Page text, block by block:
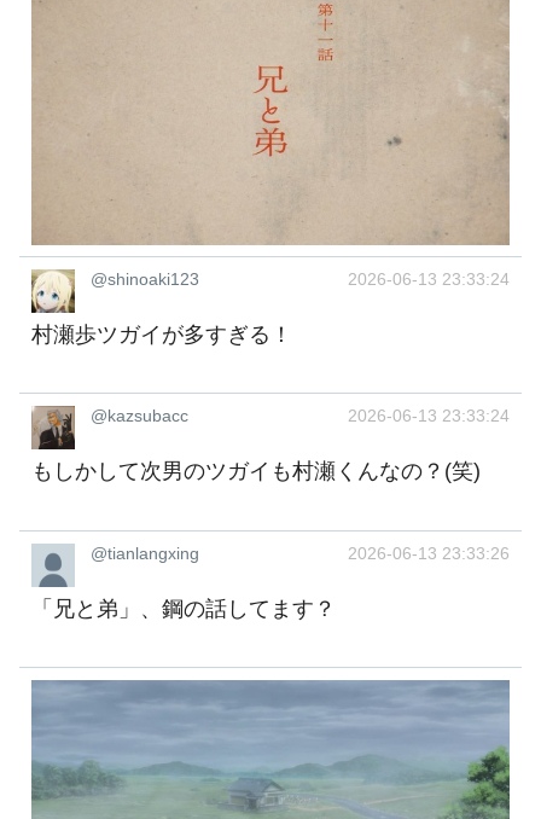
@shinoaki123 2026-06-13 23:33:24
村瀬歩ツガイが多すぎる！
@kazsubacc 2026-06-13 23:33:24
もしかして次男のツガイも村瀬くんなの？(笑)
@tianlangxing 2026-06-13 23:33:26
「兄と弟」、鋼の話してます？